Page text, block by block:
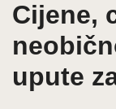
Cijene,
upute